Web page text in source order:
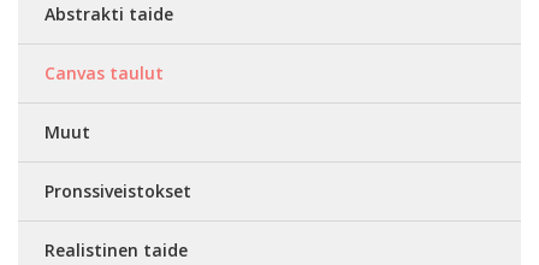
Abstrakti taide
Canvas taulut
Muut
Pronssiveistokset
Realistinen taide